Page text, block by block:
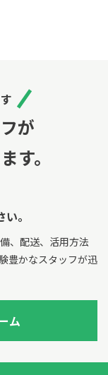
が
す。
。
、配送、活用方法
豊かなスタッフが迅
ム